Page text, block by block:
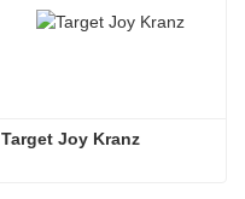
Target Joy Kranz